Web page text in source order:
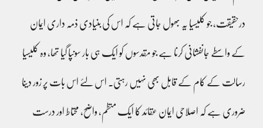
درحقیقت، جو کلیسیا یہ بھول جاتی ہے کہ اس کی بنیادی ذمہ داری ایمان
کے واسطے جانفشانی کرنا ہے جو مقدسوں کو ایک ہی بار سونپا گیا تھا، وہ کلیسیا
رسالت کے کام کے قابل بھی نہیں رہتی۔ اس لئے اس بات پر زور دینا
ضروری ہے کہ اصلاحی ایمان عقائد کا ایک منظم، واضح، محتاط اور درست